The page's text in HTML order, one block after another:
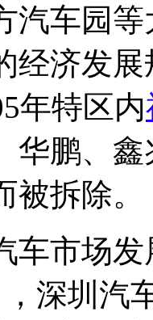
汽车园
经济发
年特区内
华鹏、
拆除。
车市场
，深圳汽